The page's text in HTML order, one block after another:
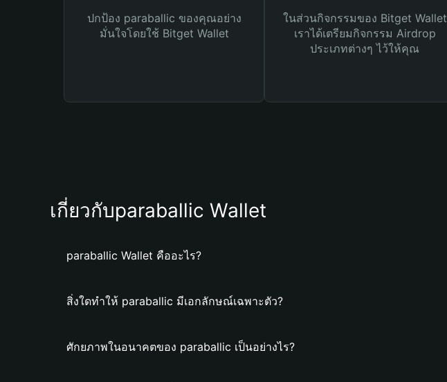
ปกป้อง paraballic ของคุณอย่าง
มั่นใจโดยใช้ Bitget Wallet
ในส่วนกิจกรรมของ Bitget Wallet
เราได้เตรียมกิจกรรม Airdrop
ประเภทต่างๆ ไว้ให้คุณ
เกี่ยวกับparaballic Wallet
paraballic Wallet คืออะไร?
สิ่งใดทำให้ paraballic มีเอกลักษณ์เฉพาะตัว?
ศักยภาพในอนาคตของ paraballic เป็นอย่างไร?